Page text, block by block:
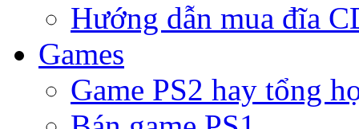
Hướng dẫn mua đĩa
Games
Game PS2 hay tổng